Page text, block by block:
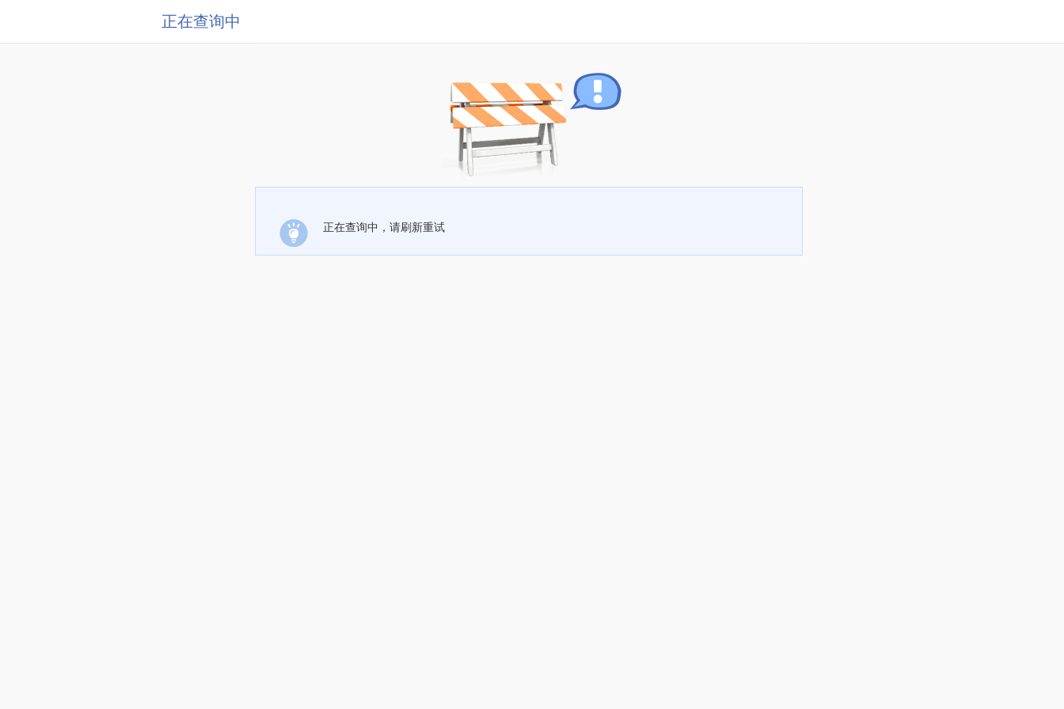
正在查询中
正在查询中，请刷新重试